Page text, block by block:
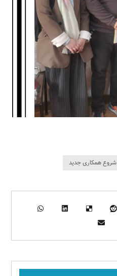
شروع همکاری جدید